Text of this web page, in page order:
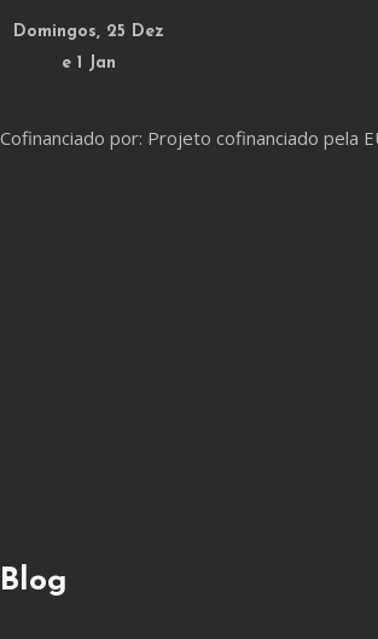
Domingos, 25 Dez
e 1 Jan
Cofinanciado por: Projeto cofinanciado pela
Blog